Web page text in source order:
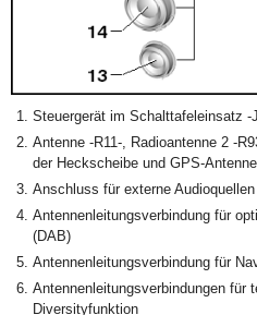
Steuergerät im Schalttafeleinsatz -
Antenne -R11-, Radioantenne 2 -
der Heckscheibe und GPS-
Anschluss für externe Audioquellen
Antennenleitungsverbindung für
(DAB)
Antennenleitungsverbindung für
Antennenleitungsverbindungen für
Diversityfunktion